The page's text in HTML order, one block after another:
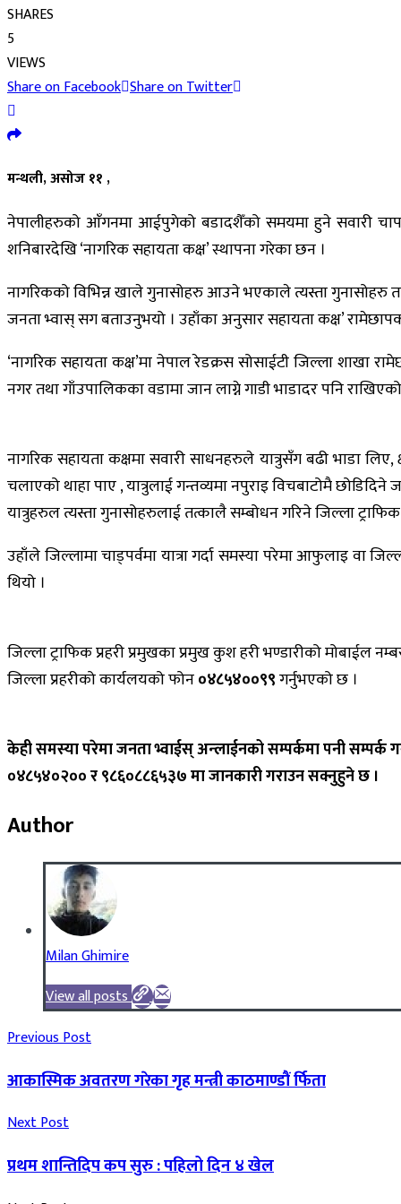
SHARES
5
VIEWS
Share on Facebook Share on Twitter
मन्थली, असोज ११ ,
नेपालीहरुको आँगनमा आईपुगेको बडादशैँको समयमा हुने सवारी चाप
शनिबारदेखि ‘नागरिक सहायता कक्ष’ स्थापना गरेका छन ।
नागरिकको विभिन्न खाले गुनासोहरु आउने भएकाले त्यस्ता गुनासोहरु
जनता भ्वास् स‌ग बताउनुभयो । उहाँका अनुसार सहायता कक्ष’
‘नागरिक सहायता कक्ष’मा नेपाल रेडक्रस सोसाईटी जिल्ला शाखा
नगर तथा गाँउपालिकका वडामा जान लाग्ने गाडी भाडादर पनि
नागरिक सहायता कक्षमा सवारी साधनहरुले यात्रुसँग बढी भाडा
चलाएको थाहा पाए , यात्रुलाई गन्तव्यमा नपुराइ विचबाटोमै
यात्रुहरुल त्यस्ता गुनासोहरुलाई तत्कालै सम्बोधन गरिने जिल्ला ट्राफिक
उहाँले जिल्लामा चाड्पर्वमा यात्रा गर्दा समस्या परेमा आफुलाइ वा
थियो ।
जिल्ला ट्राफिक प्रहरी प्रमुखका प्रमुख कुश हरी भण्डारीको मोबाईल
जिल्ला प्रहरीको कार्यलयको फोन०४८५४००९९गर्नुभएको छ ।
केही समस्या परेमा जनता भ्वाईस् अन्लाईनको सम्पर्कमा पनी सम्पर्क
०४८५४०२०० र ९८६०८८६५३७ मा जानकारी गराउन सक्नुहुने छ ।
Author
Milan Ghimire
View all posts
Previous Post
आकास्मिक अवतरण गरेका गृह मन्त्री काठमाण्डौं र्फिता
Next Post
प्रथम शान्तिदिप कप सुरु : पहिलो दिन ४ खेल